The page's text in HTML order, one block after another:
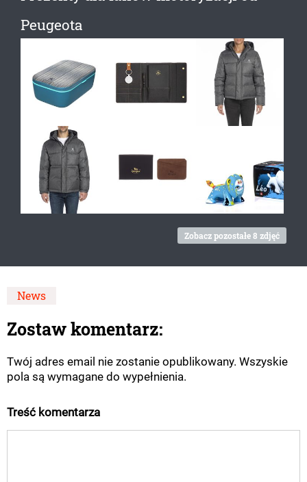
Peugeota
Zobacz pozostałe 8 zdjęć
News
Zostaw komentarz:
Twój adres email nie zostanie opublikowany. Wszyskie
pola są wymagane do wypełnienia.
Treść komentarza